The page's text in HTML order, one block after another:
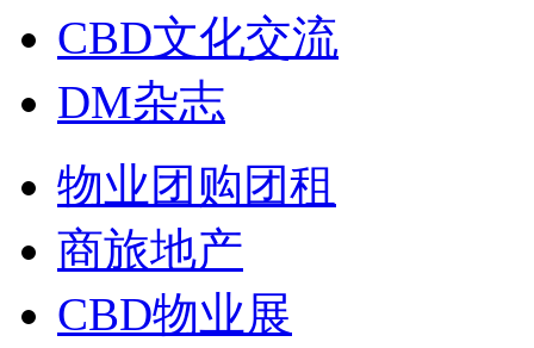
CBD文化交流
DM杂志
物业团购团租
商旅地产
CBD物业展